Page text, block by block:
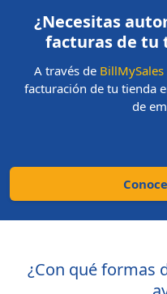
¿Necesitas
facturas de tu
A través de BillMySales
facturación de tu tienda
de
¿Con qué formas